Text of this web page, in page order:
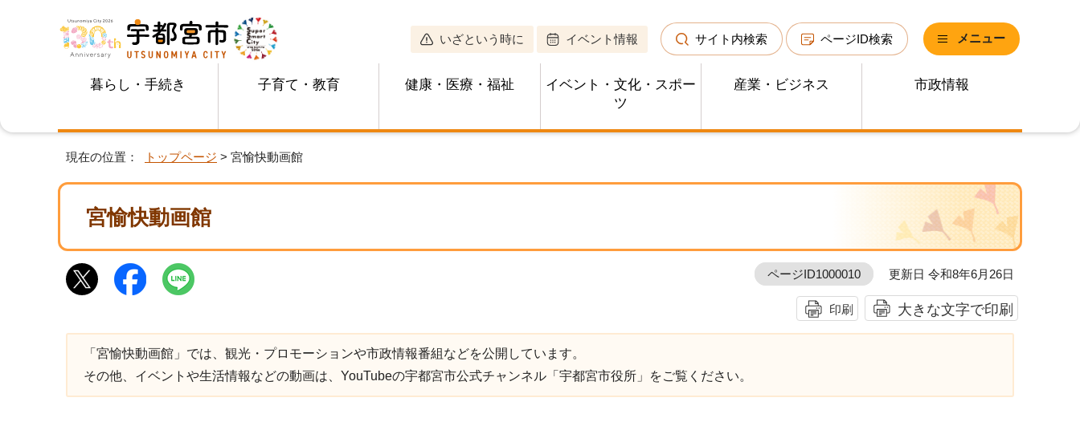
いざという時に イベント情報 サイト内検索 ページID検索 メニュー
暮らし・手続き 子育て・教育 健康・医療・福祉
イベント・文化・スポー
ツ
産業・ビジネス 市政情報
現在の位置： トップページ > 宮愉快動画館
宮愉快動画館
ページID1000010 更新日 令和8年6月26日
印刷 大きな文字で印刷
「宮愉快動画館」では、観光・プロモーションや市政情報番組などを公開しています。
その他、イベントや生活情報などの動画は、YouTubeの宇都宮市公式チャンネル「宇都宮市役所」をご覧ください。